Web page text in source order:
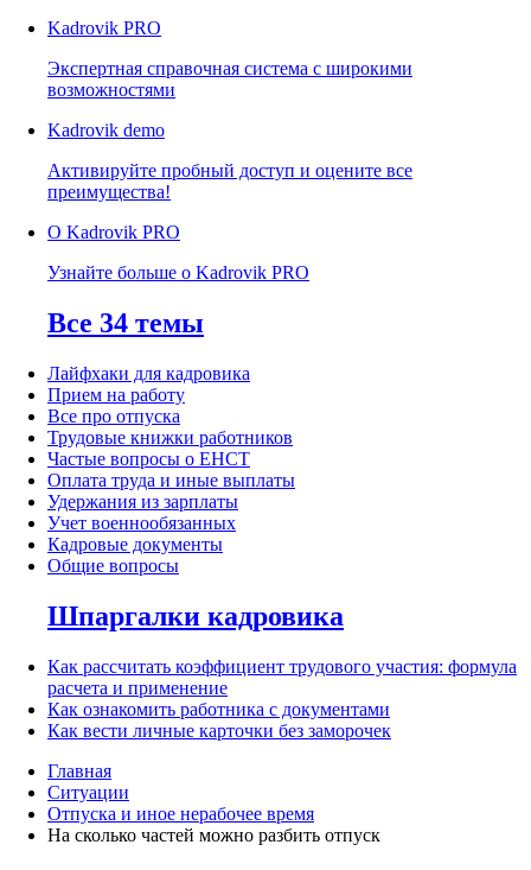
Kadrovik PRO
Экспертная справочная система с широкими
возможностями
Kadrovik demo
Активируйте пробный доступ и оцените все
преимущества!
О Kadrovik PRO
Узнайте больше о Kadrovik PRO
Все 34 темы
Лайфхаки для кадровика
Прием на работу
Все про отпуска
Трудовые книжки работников
Частые вопросы о ЕНСТ
Оплата труда и иные выплаты
Удержания из зарплаты
Учет военнообязанных
Кадровые документы
Общие вопросы
Шпаргалки кадровика
Как рассчитать коэффициент трудового участия: формула
расчета и применение
Как ознакомить работника с документами
Как вести личные карточки без заморочек
Главная
Ситуации
Отпуска и иное нерабочее время
На сколько частей можно разбить отпуск